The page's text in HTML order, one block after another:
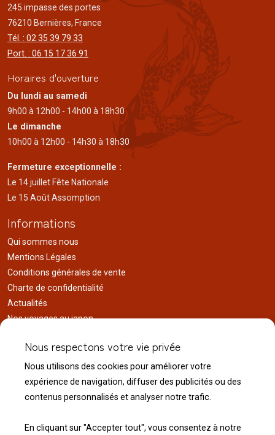
245 impasse des portes
76210 Bernières, France
Tél. : 02 35 39 79 33
Port. : 06 15 17 36 91
Horaires d'ouverture
Du lundi au samedi
9h00 à 12h00 - 14h00 à 18h30
Le dimanche
10h00 à 12h00 - 14h30 à 18h30
Fermeture exceptionnelle :
Le 14 juillet Fête Nationale
Le 15 Août Assomption
Informations
Qui sommes nous
Mentions Légales
Conditions générales de vente
Charte de confidentialité
Actualités
Nos voyages au japon
Liens utiles
Service client
Nous contacter
Modalité de retour
Nous respectons votre vie privée
Nous utilisons des cookies pour améliorer votre
expérience de navigation, diffuser des publicités ou des
contenus personnalisés et analyser notre trafic.
En cliquant sur "Accepter tout", vous consentez à notre